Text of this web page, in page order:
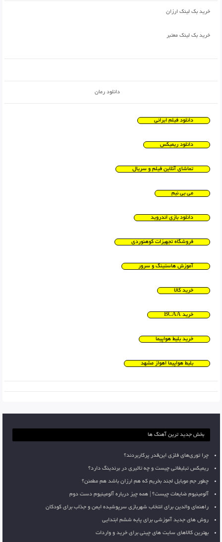
خرید بک لینک ارزان
خرید بک لینک معتبر
دانلود رمان
دانلود فیلم ایرانی
دانلود ریمیکس
تماشای آنلاین فیلم و سریال
می بی نیم
دانلود بازی اندروید
فروشگاه تجهیزات کوهنوردی
آموزش هاستینگ و سرور
خرید کالا
خرید BCAA
خرید بلیط هواپیما
بلیط هواپیما اهواز مشهد
بخش جدید ترین آهنگ ها
چرا توری‌های فلزی این‌قدر پرکاربردند؟
ریمیکس تبلیغاتی چیست و چه تاثیری در برندینگ دارد؟
چطور جم موبایل لجند بخریم که هم ارزان باشد هم مطمئن؟
آلومینیوم ضایعات چیست؟ | همه چیز درباره آلومینیوم دست دوم
راهنمای والدین برای انتخاب شهربازی سرپوشیده ایمن و جذاب برای کودکان
روش های جدید آموزشی برای پایه ششم ابتدایی
بهترین کالاهای سایت های چینی برای خرید و واردات